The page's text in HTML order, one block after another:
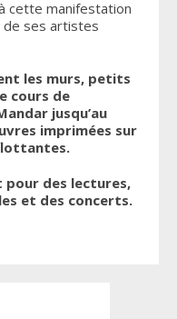
cette manifestation
de ses artistes
les murs, petits
cours de
jusqu’au
imprimées sur
pour des lectures,
et des concerts.